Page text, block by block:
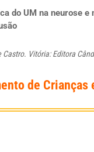
do UM na neurose e
Vitória: Editora
de Crianças